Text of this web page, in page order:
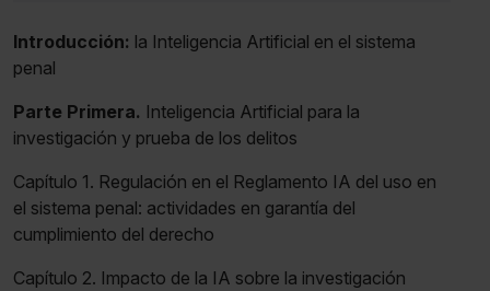
Introducción: la Inteligencia Artificial en el sistema
penal
Parte Primera. Inteligencia Artificial para la
investigación y prueba de los delitos
Capítulo 1. Regulación en el Reglamento IA del uso en
el sistema penal: actividades en garantía del
cumplimiento del derecho
Capítulo 2. Impacto de la IA sobre la investigación